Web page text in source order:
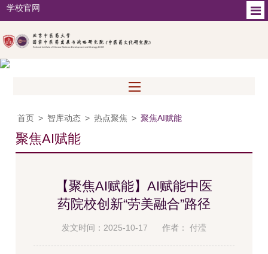
学校官网
首页 > 智库动态 > 热点聚焦 > 聚焦AI赋能
聚焦AI赋能
【聚焦AI赋能】AI赋能中医
药院校创新“劳美融合”路径
发文时间：2025-10-17 作者： 付滢